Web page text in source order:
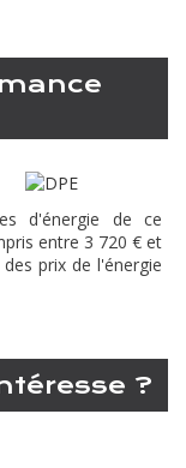
d'énergie de ce
entre 3 720 € et
prix de l'énergie
?